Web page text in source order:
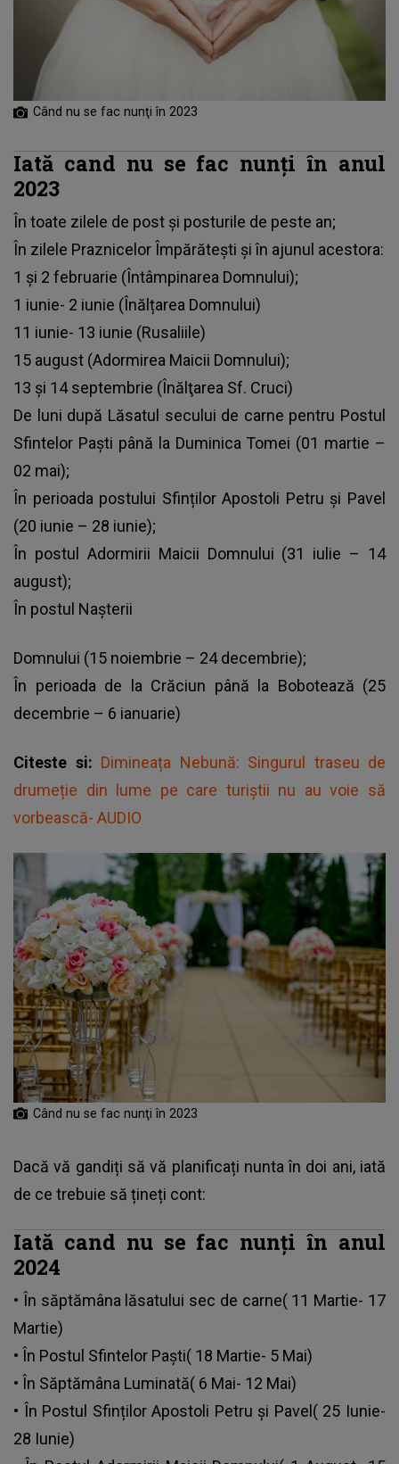
Când nu se fac nunţi în 2023
Iată cand nu se fac nunți în anul
2023
În toate zilele de post și posturile de peste an;
În zilele Praznicelor Împărătești și în ajunul acestora:
1 și 2 februarie (Întâmpinarea Domnului);
1 iunie- 2 iunie (Înălțarea Domnului)
11 iunie- 13 iunie (Rusaliile)
15 august (Adormirea Maicii Domnului);
13 și 14 septembrie (Înălţarea Sf. Cruci)
De luni după Lăsatul secului de carne pentru Postul
Sfintelor Paşti până la Duminica Tomei (01 martie –
02 mai);
În perioada postului Sfinților Apostoli Petru și Pavel
(20 iunie – 28 iunie);
În postul Adormirii Maicii Domnului (31 iulie – 14
august);
În postul Nașterii
Domnului (15 noiembrie – 24 decembrie);
În perioada de la Crăciun până la Bobotează (25
decembrie – 6 ianuarie)
Citeste si: Dimineața Nebună: Singurul traseu de
drumeție din lume pe care turiștii nu au voie să
vorbească- AUDIO
Când nu se fac nunţi în 2023
Dacă vă gandiți să vă planificați nunta în doi ani, iată
de ce trebuie să țineți cont:
Iată cand nu se fac nunți în anul
2024
• În săptămâna lăsatului sec de carne( 11 Martie- 17
Martie)
• În Postul Sfintelor Paști( 18 Martie- 5 Mai)
• În Săptămâna Luminată( 6 Mai- 12 Mai)
• În Postul Sfinților Apostoli Petru și Pavel( 25 Iunie-
28 Iunie)